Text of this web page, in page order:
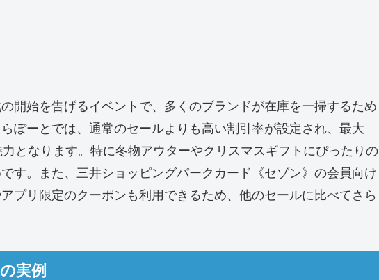
開始を告げるイベントで、多くのブランドが在庫を一掃するため
ぽーとでは、通常のセールよりも高い割引率が設定され、最大
となります。特に冬物アウターやクリスマスギフトにぴったりの
す。また、三井ショッピングパークカード《セゾン》の会員向け
プリ限定のクーポンも利用できるため、他のセールに比べてさら
実例